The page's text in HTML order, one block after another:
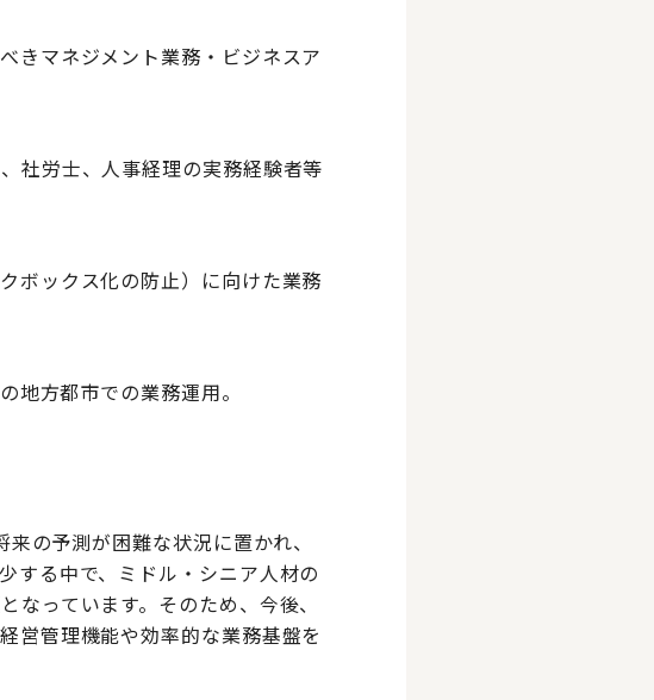
きマネジメント業務・ビジネスア
社労士、人事経理の実務経験者等
ボックス化の防止）に向けた業務
地方都市での業務運用。
の予測が困難な状況に置かれ、
する中で、ミドル・シニア人材の
っています。そのため、今後、
営管理機能や効率的な業務基盤を